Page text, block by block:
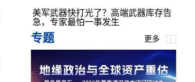
美军武器快打光了？高端武器库存告
急，专家最怕一事发生
专题 更多